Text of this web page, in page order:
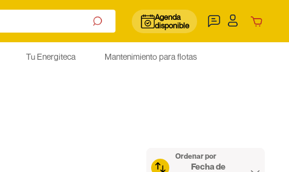
Agenda
disponible
Tu Energiteca Mantenimiento para flotas
Ordenar por
Fecha de